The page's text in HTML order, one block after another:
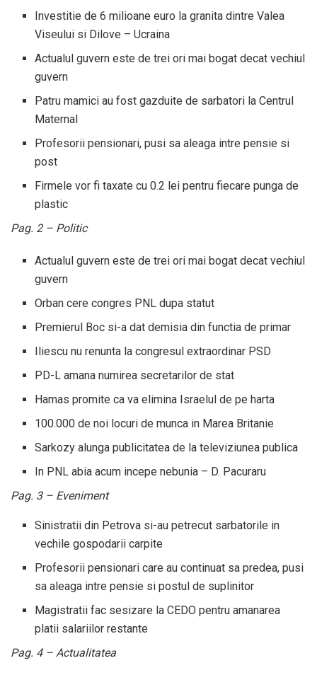
Investitie de 6 milioane euro la granita dintre Valea
Viseului si Dilove – Ucraina
Actualul guvern este de trei ori mai bogat decat vechiul
guvern
Patru mamici au fost gazduite de sarbatori la Centrul
Maternal
Profesorii pensionari, pusi sa aleaga intre pensie si
post
Firmele vor fi taxate cu 0.2 lei pentru fiecare punga de
plastic
Pag. 2 – Politic
Actualul guvern este de trei ori mai bogat decat vechiul
guvern
Orban cere congres PNL dupa statut
Premierul Boc si-a dat demisia din functia de primar
Iliescu nu renunta la congresul extraordinar PSD
PD-L amana numirea secretarilor de stat
Hamas promite ca va elimina Israelul de pe harta
100.000 de noi locuri de munca in Marea Britanie
Sarkozy alunga publicitatea de la televiziunea publica
In PNL abia acum incepe nebunia – D. Pacuraru
Pag. 3 – Eveniment
Sinistratii din Petrova si-au petrecut sarbatorile in
vechile gospodarii carpite
Profesorii pensionari care au continuat sa predea, pusi
sa aleaga intre pensie si postul de suplinitor
Magistratii fac sesizare la CEDO pentru amanarea
platii salariilor restante
Pag. 4 – Actualitatea